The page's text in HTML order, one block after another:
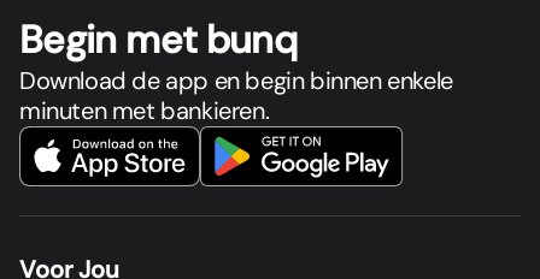
Begin met bunq
Download de app en begin binnen enkele
minuten met bankieren.
Voor Jou